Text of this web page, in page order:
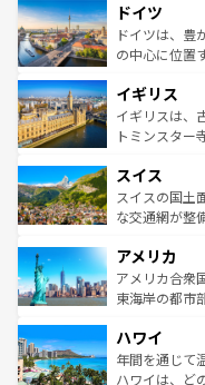
の城塞都市、
せる。地方に
で、幅広い魅
聖堂、美しい
から魅了する
いる。シャン
香り高いラベ
らに、パリ以
れる地方に足
を参照してほ
ドイツ
ドイツは、豊
の中心に位置
顔を持つこの
ルリンの文化
してライン川
は、お酒好きな人
ドイツ情報は
イギリス
イギリスは、
トミンスター
リアごとに異
ティー、ビー
戦など、本場
ンツ一覧を参
スイス
スイスの国土
な交通網が整
の建物がその
博物館もあり
ことができる
ば市内交通費無
着のスイス情
アメリカ
アメリカ合衆
東海岸の都市
のような巨大
ンメントが詰
西部には大自
ハワイ
年間を通じて
ハワイは、ど